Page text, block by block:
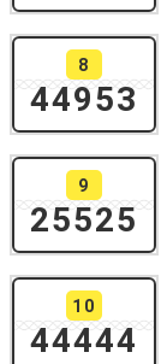
8
44953
9
25525
10
44444